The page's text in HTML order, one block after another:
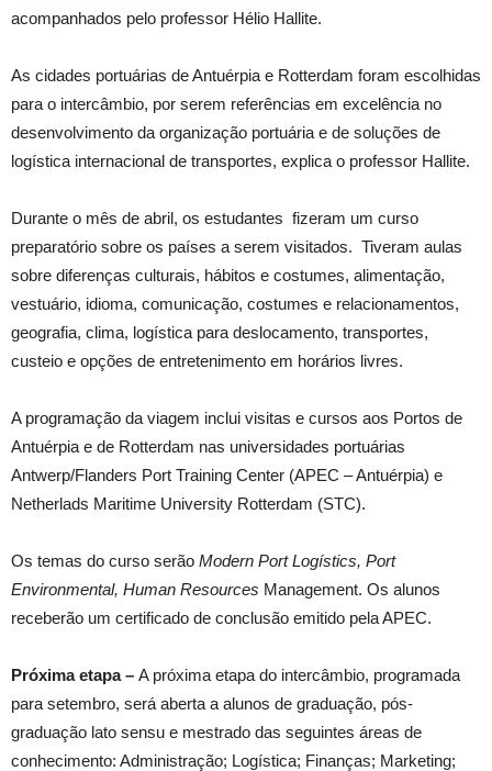
acompanhados pelo professor Hélio Hallite.
As cidades portuárias de Antuérpia e Rotterdam foram escolhidas
para o intercâmbio, por serem referências em excelência no
desenvolvimento da organização portuária e de soluções de
logística internacional de transportes, explica o professor Hallite.
Durante o mês de abril, os estudantes fizeram um curso
preparatório sobre os países a serem visitados. Tiveram aulas
sobre diferenças culturais, hábitos e costumes, alimentação,
vestuário, idioma, comunicação, costumes e relacionamentos,
geografia, clima, logística para deslocamento, transportes,
custeio e opções de entretenimento em horários livres.
A programação da viagem inclui visitas e cursos aos Portos de
Antuérpia e de Rotterdam nas universidades portuárias
Antwerp/Flanders Port Training Center (APEC – Antuérpia) e
Netherlads Maritime University Rotterdam (STC).
Os temas do curso serão Modern Port Logístics, Port
Environmental, Human Resources Management. Os alunos
receberão um certificado de conclusão emitido pela APEC.
Próxima etapa – A próxima etapa do intercâmbio, programada
para setembro, será aberta a alunos de graduação, pós-
graduação lato sensu e mestrado das seguintes áreas de
conhecimento: Administração; Logística; Finanças; Marketing;